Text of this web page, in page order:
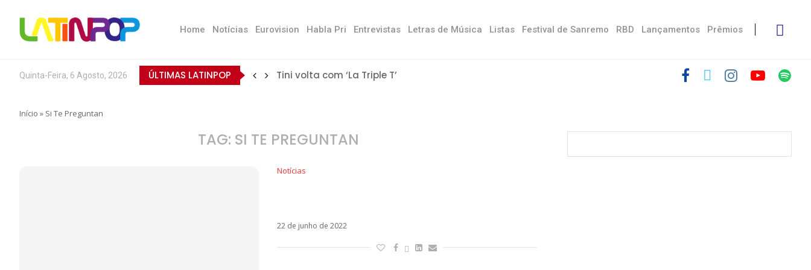
Home Notícias Eurovision Habla Pri Entrevistas Letras de Música Listas Festival de Sanremo RBD Lançamentos Prêmios
Quinta-Feira, 6 Agosto, 2026 ÚLTIMAS LATINPOP Tini volta com ‘La Triple T’
Início » Si Te Preguntan
TAG: SI TE PREGUNTAN
Notícias
22 de junho de 2022